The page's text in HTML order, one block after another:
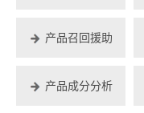
产品召回援助
产品成分分析